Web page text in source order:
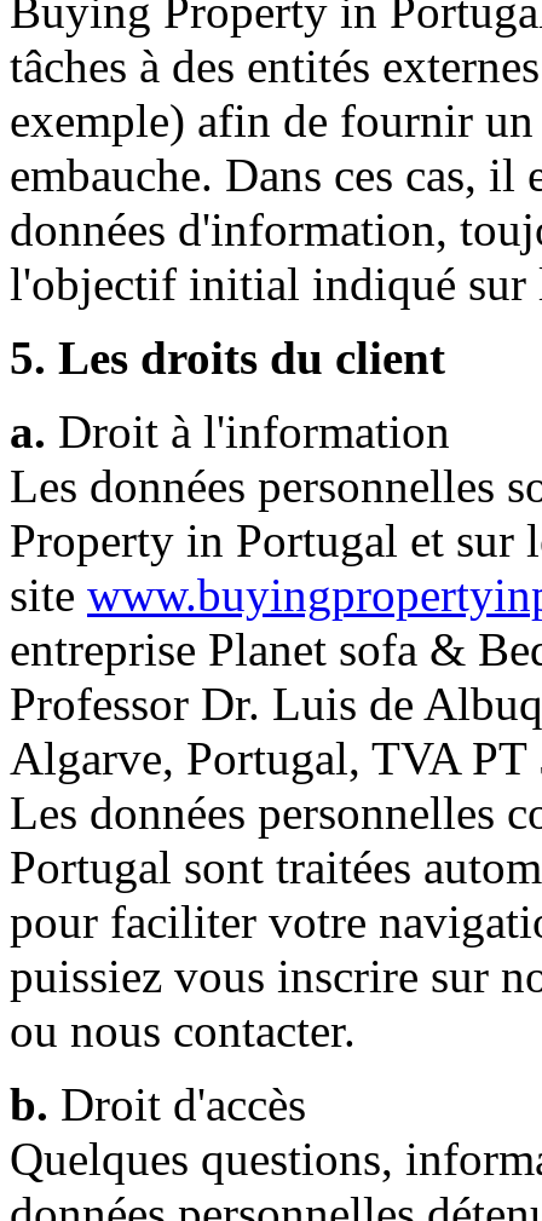
Buying Property in
tâches à des entités
exemple) afin de fournir
embauche. Dans ces cas, il
données d'information,
l'objectif initial indiqué sur
5. Les droits du client
a. Droit à l'information
Les données personnelles
Property in Portugal et sur
site
entreprise Planet sofa &
Professor Dr. Luis de
Algarve, Portugal, TVA PT
Les données personnelles
Portugal sont traitées
pour faciliter votre
puissiez vous inscrire sur
ou nous contacter.
b. Droit d'accès
Quelques questions,